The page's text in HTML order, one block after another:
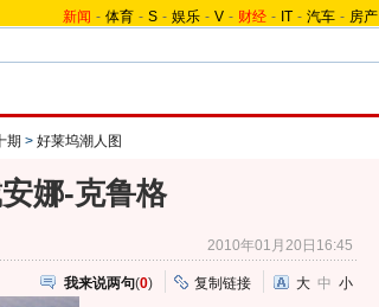
新闻 - 体育 - S - 娱乐 - V - 财经 - IT - 汽车 - 房产
期 > 好莱坞潮人图
娜-克鲁格
2010年01月20日16:45
我来说两句(0) 复制链接 大 中 小